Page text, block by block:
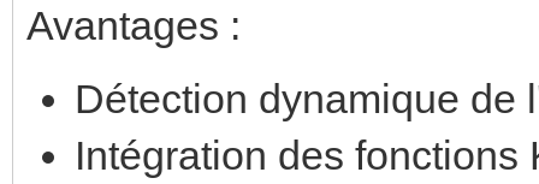
Avantages :
Détection dynamique de
Intégration des fonctions